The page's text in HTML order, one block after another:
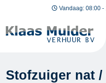
Ga naar inhoud Vandaag: 08:00 -
Stofzuiger nat